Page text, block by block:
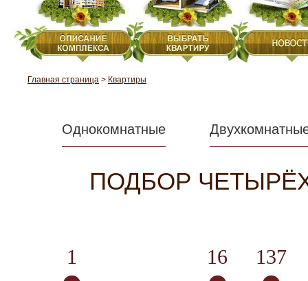
Главная страница > Квартиры
Однокомнатные
ПОДБОР
1 16 137